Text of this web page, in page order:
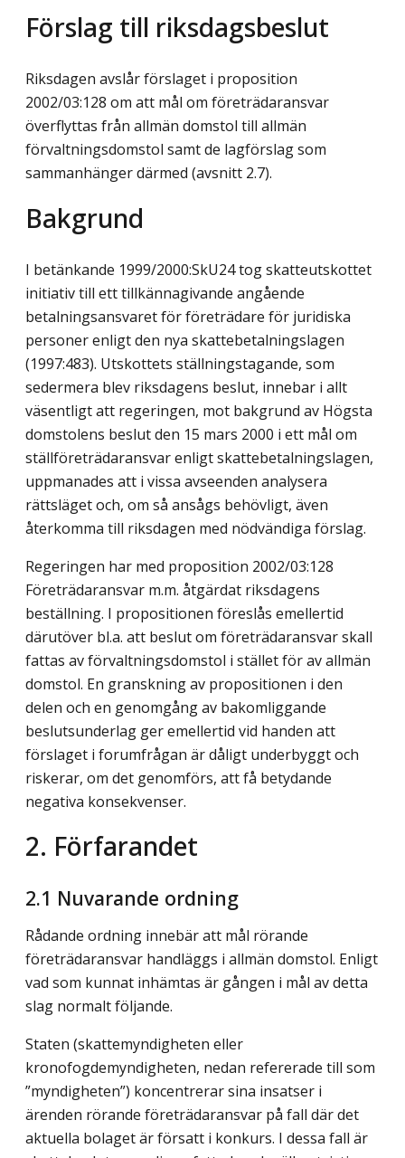
Förslag till riksdagsbeslut
Riksdagen avslår förslaget i proposition
2002/03:128 om att mål om företrädaransvar
överflyttas från allmän domstol till allmän
förvaltningsdomstol samt de lagförslag som
sammanhänger därmed (avsnitt 2.7).
Bakgrund
I betänkande 1999/2000:SkU24 tog skatteutskottet
initiativ till ett tillkännagivande angående
betalningsansvaret för företrädare för juridiska
personer enligt den nya skattebetalningslagen
(1997:483). Utskottets ställningstagande, som
sedermera blev riksdagens beslut, innebar i allt
väsentligt att regeringen, mot bakgrund av Högsta
domstolens beslut den 15 mars 2000 i ett mål om
ställföreträdaransvar enligt skattebetalningslagen,
uppmanades att i vissa avseenden analysera
rättsläget och, om så ansågs behövligt, även
återkomma till riksdagen med nödvändiga förslag.
Regeringen har med proposition 2002/03:128
Företrädaransvar m.m. åtgärdat riksdagens
beställning. I propositionen föreslås emellertid
därutöver bl.a. att beslut om företrädaransvar skall
fattas av förvaltningsdomstol i stället för av allmän
domstol. En granskning av propositionen i den
delen och en genomgång av bakomliggande
beslutsunderlag ger emellertid vid handen att
förslaget i forumfrågan är dåligt underbyggt och
riskerar, om det genomförs, att få betydande
negativa konsekvenser.
2. Förfarandet
2.1 Nuvarande ordning
Rådande ordning innebär att mål rörande
företrädaransvar handläggs i allmän domstol. Enligt
vad som kunnat inhämtas är gången i mål av detta
slag normalt följande.
Staten (skattemyndigheten eller
kronofogdemyndigheten, nedan refererade till som
”myndigheten”) koncentrerar sina insatser i
ärenden rörande företrädaransvar på fall där det
aktuella bolaget är försatt i konkurs. I dessa fall är